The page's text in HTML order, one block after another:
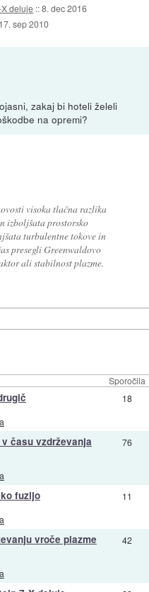
deluje ::8. dec 2016
17. sep 2010
zakaj bi hoteli želeli
na opremi?
visoka tlačna razlika
izboljšata prostorsko
turbulentne tokove in
presegli Greenwaldovo
ali stabilnost plazme.
Sporočila
18
času vzdrževanja 76
fuzijo 11
vroče plazme 42